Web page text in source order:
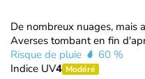
De nombreux nuages, mais
Averses tombant en fin
Risque de pluie
60 %
Indice UV4 Modéré